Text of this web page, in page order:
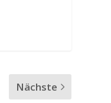
Nächste